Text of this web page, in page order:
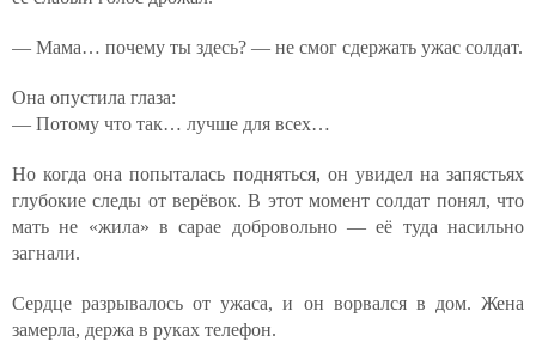
— Мама… почему ты здесь? — не смог сдержать ужас солдат.
Она опустила глаза:
— Потому что так… лучше для всех…
Но когда она попыталась подняться, он увидел на запястьях
глубокие следы от верёвок. В этот момент солдат понял, что
мать не «жила» в сарае добровольно — её туда насильно
загнали.
Сердце разрывалось от ужаса, и он ворвался в дом. Жена
замерла, держа в руках телефон.